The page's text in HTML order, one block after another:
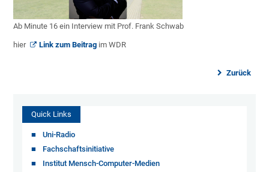
Ab Minute 16 ein Interview mit Prof. Frank Schwab
hier Link zum Beitrag im WDR
Zurück
Quick Links
Uni-Radio
Fachschaftsinitiative
Institut Mensch-Computer-Medien